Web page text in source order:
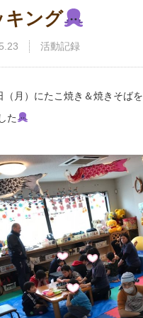
キング
活動記録
（月）にたこ焼き＆焼きそばを
た